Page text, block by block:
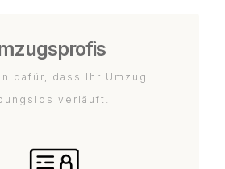
dafür, dass Ihr Umzug
verläuft.